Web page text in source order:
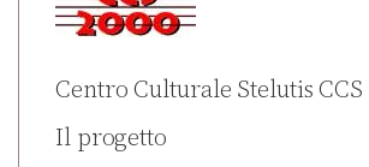
Centro Culturale Stelutis CCS
Il progetto